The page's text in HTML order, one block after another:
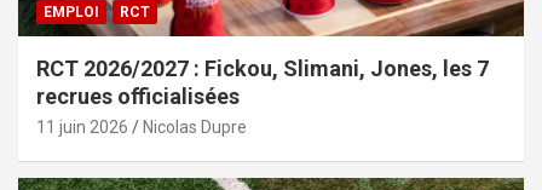
EMPLOI RCT
RCT 2026/2027 : Fickou, Slimani, Jones, les 7
recrues officialisées
11 juin 2026 Nicolas Dupre